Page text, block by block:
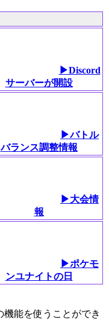
▶︎Discord
サーバーが開設
▶バトル
バランス調整情報
▶大会情
報
▶ポケモ
ンユナイトの日
能を使うことができ